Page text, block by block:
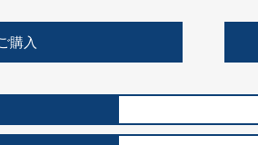
住宅使用部材標準化推進協議会
購入